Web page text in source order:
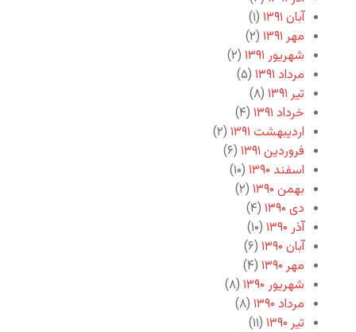
آبان ۱۳۹۱
(۱)
مهر ۱۳۹۱
(۲)
شهریور ۱۳۹۱
(۲)
مرداد ۱۳۹۱
(۵)
تیر ۱۳۹۱
(۸)
خرداد ۱۳۹۱
(۴)
اردیبهشت ۱۳۹۱
(۲)
فروردین ۱۳۹۱
(۶)
اسفند ۱۳۹۰
(۱۰)
بهمن ۱۳۹۰
(۲)
دی ۱۳۹۰
(۴)
آذر ۱۳۹۰
(۱۰)
آبان ۱۳۹۰
(۶)
مهر ۱۳۹۰
(۴)
شهریور ۱۳۹۰
(۸)
مرداد ۱۳۹۰
(۸)
تیر ۱۳۹۰
(۱۱)